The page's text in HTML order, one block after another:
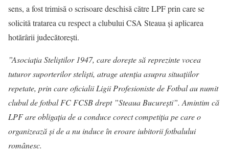
sens, a fost trimisă o scrisoare deschisă către LPF prin care se
solicită tratarea cu respect a clubului CSA Steaua și aplicarea
hotărârii judecătorești.
”Asociația Steliștilor 1947, care dorește să reprezinte vocea
tuturor suporterilor steliști, atrage atenția asupra situațiilor
repetate, prin care oficialii Ligii Profesioniste de Fotbal au numit
clubul de fotbal FC FCSB drept ”Steaua București”. Amintim că
LPF are obligația de a conduce corect competiția pe care o
organizează și de a nu induce în eroare iubitorii fotbalului
românesc.